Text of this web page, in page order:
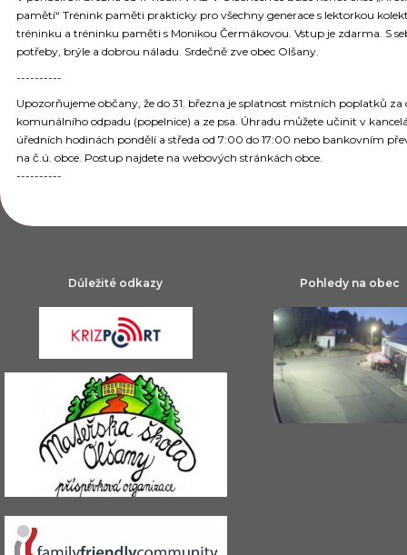
pamětí“ Trénink paměti prakticky pro všechny generace s lektorkou
tréninku a tréninku paměti s Monikou Čermákovou. Vstup je zdarma. S
potřeby, brýle a dobrou náladu. Srdečně zve obec Olšany.
----------
Upozorňujeme občany, že do 31. března je splatnost místních poplatků za
komunálního odpadu (popelnice) a ze psa. Úhradu můžete učinit v
úředních hodinách pondělí a středa od 7:00 do 17:00 nebo bankovním
na č.ú. obce. Postup najdete na webových stránkách obce.
----------
Důležité odkazy Pohledy na obec